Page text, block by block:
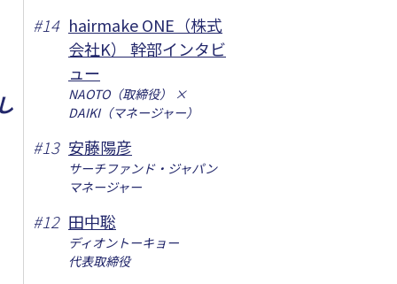
#14 hairmake ONE（株式
会社K） 幹部インタビ
ュー
NAOTO（取締役） ×
DAIKI（マネージャー）
#13 安藤陽彦
サーチファンド・ジャパン
マネージャー
#12 田中聡
ディオントーキョー
代表取締役